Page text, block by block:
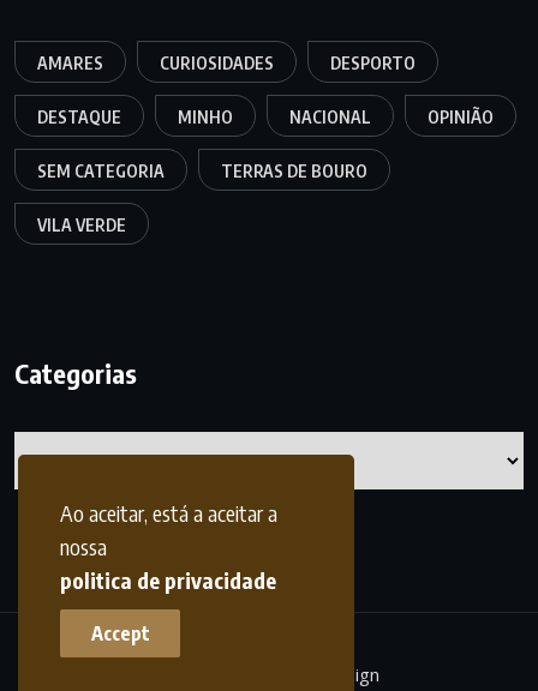
Ao aceitar, está a aceitar a
nossa
politica de privacidade
Accept
AMARES CURIOSIDADES DESPORTO
DESTAQUE MINHO NACIONAL OPINIÃO
SEM CATEGORIA TERRAS DE BOURO
VILA VERDE
Categorias
frdesign